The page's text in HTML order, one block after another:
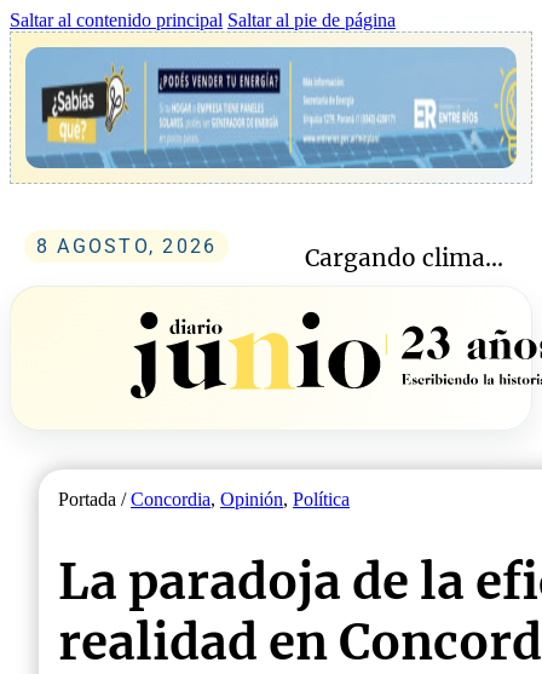
Saltar al contenido principal Saltar al pie de página
8 AGOSTO, 2026 Cargando clima...
Portada /Concordia, Opinión, Política
La paradoja de la
realidad en